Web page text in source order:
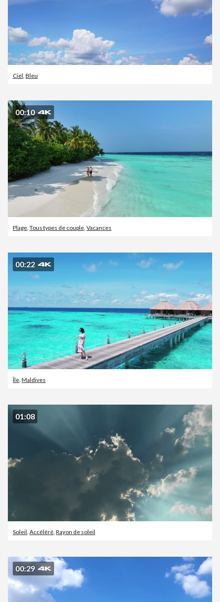
Ciel, Bleu
00:10
Plage, Tous types de couple, Vacances
00:22
Île, Maldives
01:08
Soleil, Accéléré, Rayon de soleil
00:29